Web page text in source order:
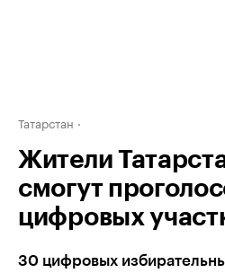
Татарстан
Жители
смогут
цифровых
30 цифровых